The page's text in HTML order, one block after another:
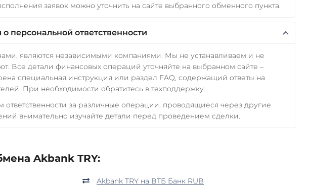
заявок можно уточнить на сайте выбранного обменного пункта.
персональной ответственности
являются независимыми компаниями. Мы не устанавливаем и не
Все детали финансовых операций уточняйте на выбранном сайте –
специальная инструкция или раздел FAQ, содержащий ответы на
При необходимости обратитесь в техподдержку.
за различные операции, проводящиеся через другие
внимательно изучайте детали перед проведением сделки.
Akbank TRY:
Akbank TRY на ВТБ Банк RUB